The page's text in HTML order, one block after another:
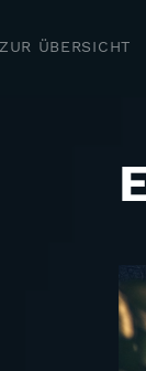
ÜBERSICHT